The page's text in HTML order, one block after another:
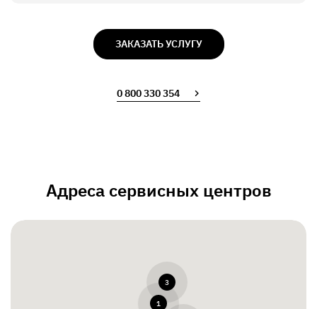
ЗАКАЗАТЬ УСЛУГУ
0 800 330 354
Адреса сервисных центров
1
3